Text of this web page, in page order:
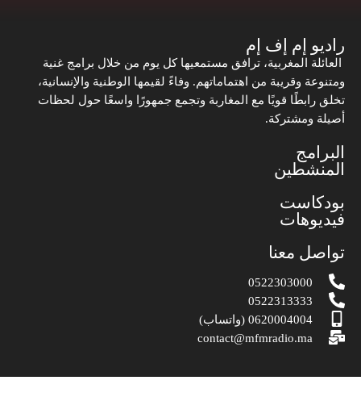
راديو إم إف إم
العائلة المغربية، ترافق مستمعيها كل يوم من خلال برامج غنية
ومتنوعة وقريبة من اهتماماتهم. وفاءً لقيمها الوطنية والإنسانية،
تخلق رابطًا قويًا مع المغاربة وتجمع جمهورًا واسعًا حول لحظات
أصيلة ومشتركة.
البرامج
المنشطين
بودكاست
فيديوهات
تواصل معنا
0522303000
0522313333
0620004004 (واتساب)
contact@mfmradio.ma